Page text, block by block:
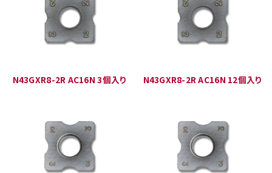
N43GXR8-2R AC16N 3個入り N43GXR8-2R AC16N 12個入り